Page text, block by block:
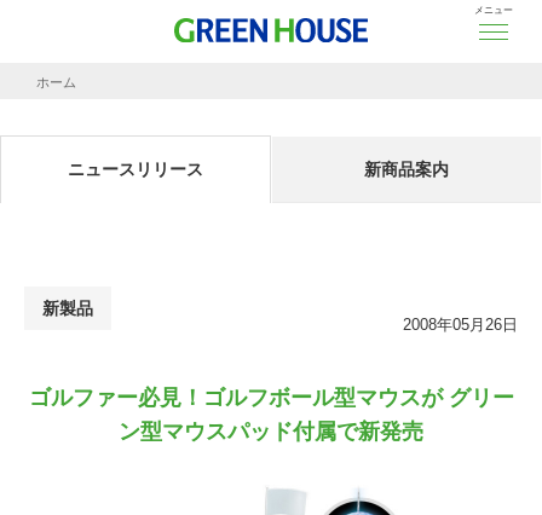
メニュー
ホーム
ニュースリリース 新商品案内
新製品
2008年05月26日
ゴルファー必見！ゴルフボール型マウスが グリー
ン型マウスパッド付属で新発売